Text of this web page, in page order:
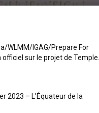
WLMM/IGAG/Prepare For
sur le projet de Temple...
2023 – L’Équateur de la